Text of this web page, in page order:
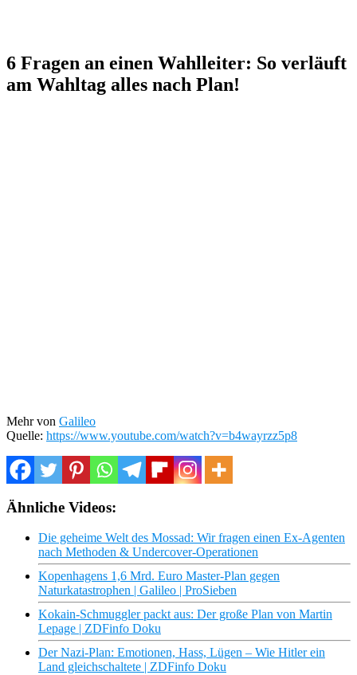
6 Fragen an einen Wahlleiter: So verläuft
am Wahltag alles nach Plan!
Mehr von Galileo
Quelle: https://www.youtube.com/watch?v=b4wayrzz5p8
Ähnliche Videos:
Die geheime Welt des Mossad: Wir fragen einen Ex-Agenten
nach Methoden & Undercover-Operationen
Kopenhagens 1,6 Mrd. Euro Master-Plan gegen
Naturkatastrophen | Galileo | ProSieben
Kokain-Schmuggler packt aus: Der große Plan von Martin
Lepage | ZDFinfo Doku
Der Nazi-Plan: Emotionen, Hass, Lügen – Wie Hitler ein
Land gleichschaltete | ZDFinfo Doku